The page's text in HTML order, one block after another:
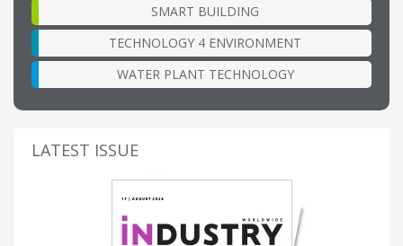
SMART BUILDING
TECHNOLOGY 4 ENVIRONMENT
WATER PLANT TECHNOLOGY
LATEST ISSUE